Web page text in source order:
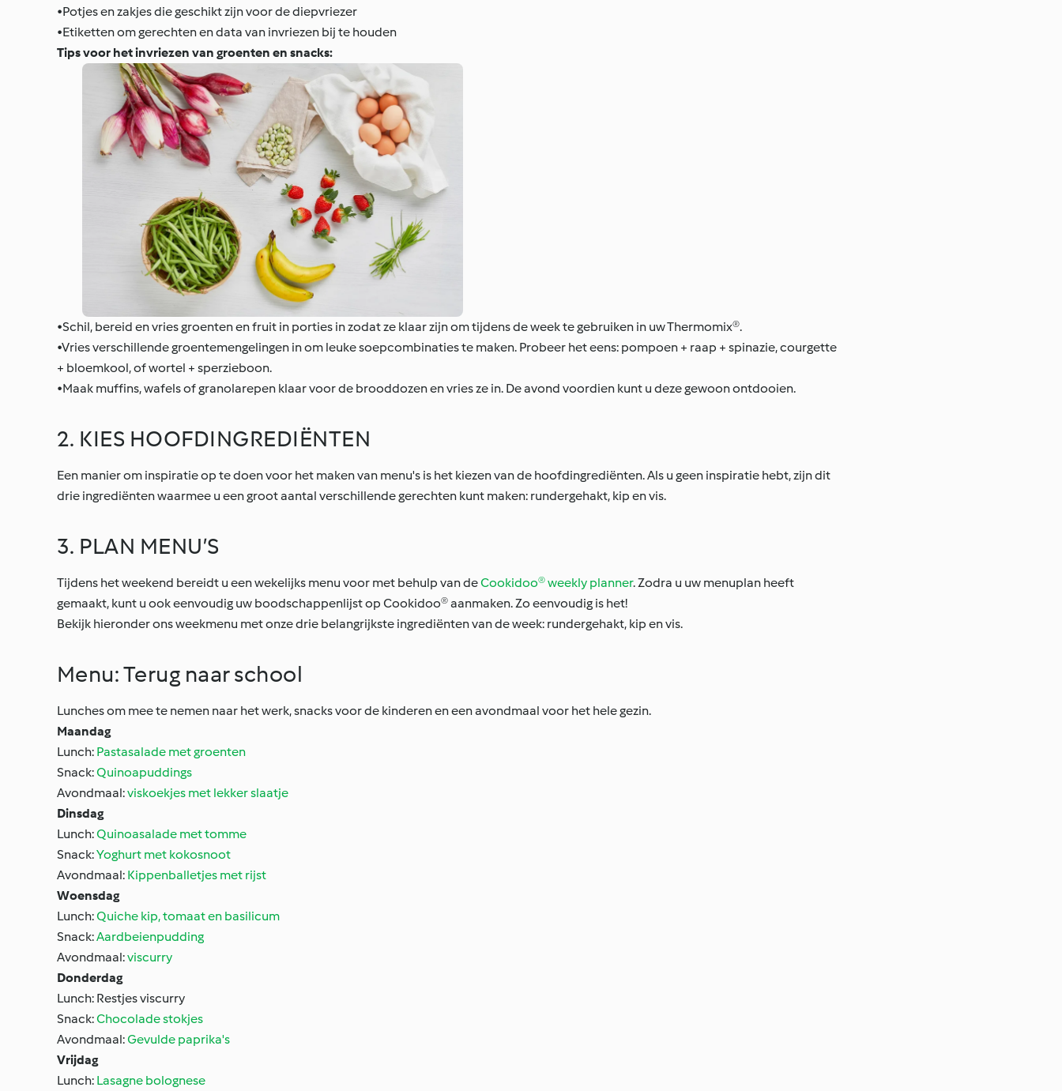
•Potjes en zakjes die geschikt zijn voor de diepvriezer
•Etiketten om gerechten en data van invriezen bij te houden
Tips voor het invriezen van groenten en snacks:
•Schil, bereid en vries groenten en fruit in porties in zodat ze klaar zijn om tijdens de week te gebruiken in uw Thermomix®.
•Vries verschillende groentemengelingen in om leuke soepcombinaties te maken. Probeer het eens: pompoen + raap + spinazie, courgette
+ bloemkool, of wortel + sperzieboon.
•Maak muffins, wafels of granolarepen klaar voor de brooddozen en vries ze in. De avond voordien kunt u deze gewoon ontdooien.
2. KIES HOOFDINGREDIËNTEN
Een manier om inspiratie op te doen voor het maken van menu's is het kiezen van de hoofdingrediënten. Als u geen inspiratie hebt, zijn dit
drie ingrediënten waarmee u een groot aantal verschillende gerechten kunt maken: rundergehakt, kip en vis.
3. PLAN MENU’S
Tijdens het weekend bereidt u een wekelijks menu voor met behulp van deCookidoo® weekly planner. Zodra u uw menuplan heeft
gemaakt, kunt u ook eenvoudig uw boodschappenlijst op Cookidoo® aanmaken. Zo eenvoudig is het!
Bekijk hieronder ons weekmenu met onze drie belangrijkste ingrediënten van de week: rundergehakt, kip en vis.
Menu: Terug naar school
Lunches om mee te nemen naar het werk, snacks voor de kinderen en een avondmaal voor het hele gezin.
Maandag
Lunch: Pastasalade met groenten
Snack:Quinoapuddings
Avondmaal:viskoekjes met lekker slaatje
Dinsdag
Lunch:Quinoasalade met tomme
Snack:Yoghurt met kokosnoot
Avondmaal: Kippenballetjes met rijst
Woensdag
Lunch:Quiche kip, tomaat en basilicum
Snack:Aardbeienpudding
Avondmaal:viscurry
Donderdag
Lunch: Restjes viscurry
Snack:Chocolade stokjes
Avondmaal:Gevulde paprika's
Vrijdag
Lunch: Lasagne bolognese